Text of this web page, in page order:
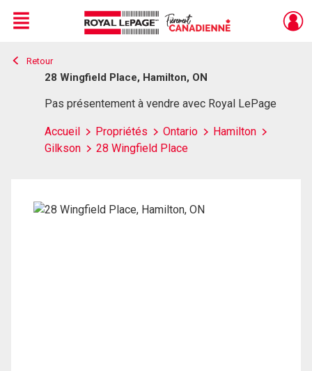
Live
En Direct
Menu
Retour
28 Wingfield Place, Hamilton, ON
Pas présentement à vendre avec Royal LePage
Accueil Propriétés Ontario
Hamilton
Gilkson
28 Wingfield Place